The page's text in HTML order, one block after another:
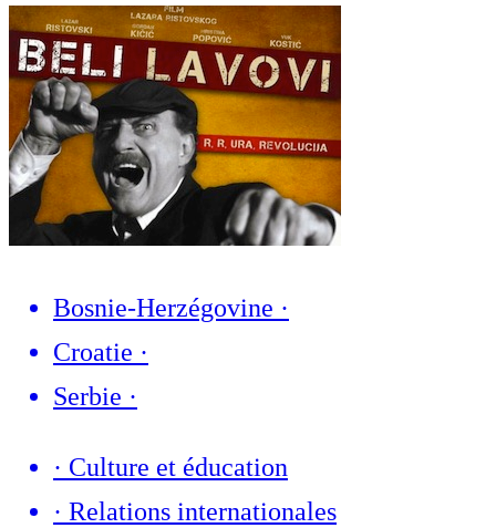
Bosnie-Herzégovine ·
Croatie ·
Serbie ·
· Culture et éducation
· Relations internationales